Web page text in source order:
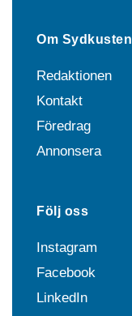
Om Sydkusten
Redaktionen
Kontakt
Föredrag
Annonsera
Följ oss
Instagram
Facebook
LinkedIn